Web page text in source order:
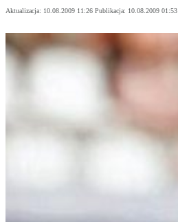
Aktualizacja: 10.08.2009 11:26 Publikacja: 10.08.2009 01:53